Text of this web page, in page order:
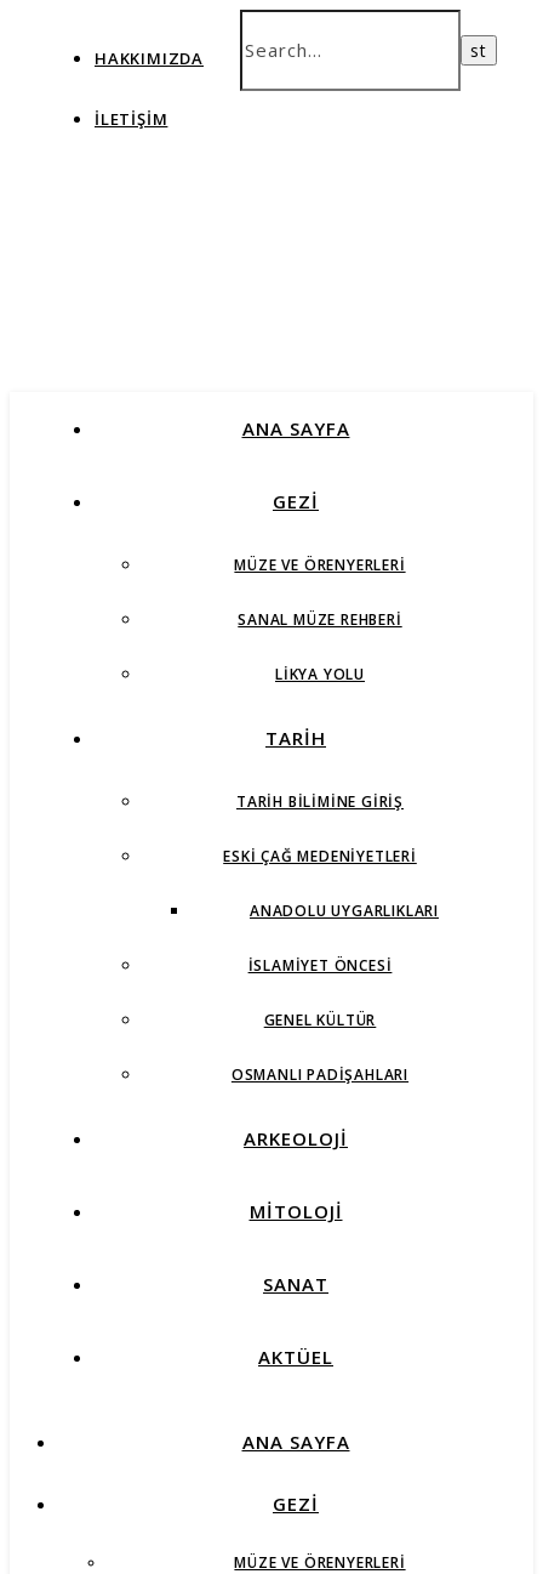
HAKKIMIZDA
İLETIŞIM
ANA SAYFA
GEZİ
MÜZE VE ÖRENYERLERI
SANAL MÜZE REHBERI
LIKYA YOLU
TARİH
TARIH BILIMINE GIRIŞ
ESKI ÇAĞ MEDENIYETLERI
ANADOLU UYGARLIKLARI
İSLAMIYET ÖNCESI
GENEL KÜLTÜR
OSMANLI PADIŞAHLARI
ARKEOLOJİ
MİTOLOJİ
SANAT
AKTÜEL
ANA SAYFA
GEZİ
MÜZE VE ÖRENYERLERI